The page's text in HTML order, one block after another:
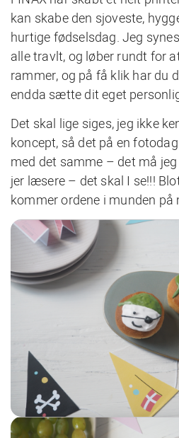
kan skabe den sjoveste,
hurtige fødselsdag. Jeg
alle travlt, og løber rundt for
rammer, og på få klik har du
endda sætte dit eget
Det skal lige siges, jeg ikke
koncept, så det på en
med det samme – det må
jer læsere – det skal I se!!!
kommer ordene i munden